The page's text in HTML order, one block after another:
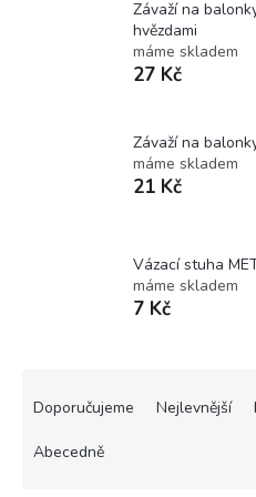
Závaží na
hvězdami
máme skladem
27 Kč
Závaží na
máme skladem
21 Kč
Vázací stuha
máme skladem
7 Kč
Doporučujeme Nejlevnější
Abecedně